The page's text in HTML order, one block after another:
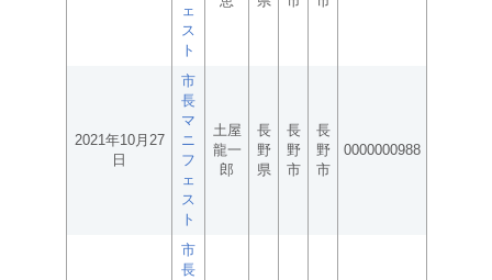
ェ
ス
ト
2021年10月27
日
市
長
マ
ニ
フ
ェ
ス
ト
土屋
龍一
郎
長
野
県
長
野
市
長
野
市
0000000988
市
長